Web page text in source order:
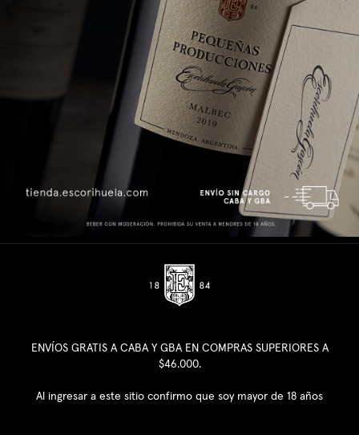
ENVÍOS GRATIS A CABA Y GBA EN COMPRAS SUPERIORES A
$46.000.
Al ingresar a este sitio confirmo que soy mayor de 18 años